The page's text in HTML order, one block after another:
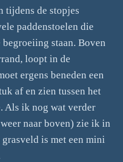
tijdens de stopjes
paddenstoelen die
staan. Boven
loopt in de
ergens beneden een
af en zien tussen het
Als ik nog wat verder
naar boven) zie ik in
is met een mini